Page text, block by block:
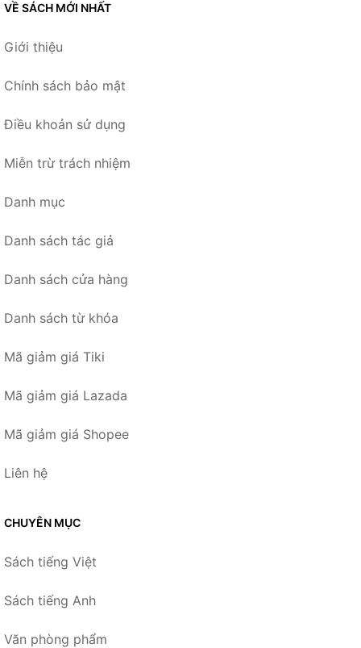
VỀ SÁCH MỚI NHẤT
Giới thiệu
Chính sách bảo mật
Điều khoản sử dụng
Miễn trừ trách nhiệm
Danh mục
Danh sách tác giả
Danh sách cửa hàng
Danh sách từ khóa
Mã giảm giá Tiki
Mã giảm giá Lazada
Mã giảm giá Shopee
Liên hệ
CHUYÊN MỤC
Sách tiếng Việt
Sách tiếng Anh
Văn phòng phẩm